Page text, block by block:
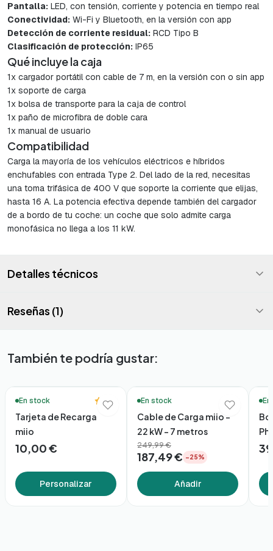
Pantalla: LED, con tensión, corriente y potencia en tiempo real
Conectividad: Wi-Fi y Bluetooth, en la versión con app
Detección de corriente residual: RCD Tipo B
Clasificación de protección: IP65
Qué incluye la caja
1x cargador portátil con cable de 7 m, en la versión con o sin app
1x soporte de carga
1x bolsa de transporte para la caja de control
1x paño de microfibra de doble cara
1x manual de usuario
Compatibilidad
Carga la mayoría de los vehículos eléctricos e híbridos
enchufables con entrada Type 2. Del lado de la red, necesitas
una toma trifásica de 400 V que soporte la corriente que elijas,
hasta 16 A. La potencia efectiva depende también del cargador
de a bordo de tu coche: un coche que solo admite carga
monofásica no llega a los 11 kW.
Detalles técnicos
Reseñas (1)
También te podría gustar:
En stock
5.0
Tarjeta de Recarga
miio
10,00 €
Personalizar
En stock
Cable de Carga miio –
22 kW – 7 metros
249,99 €
187,49 € −25%
Añadir